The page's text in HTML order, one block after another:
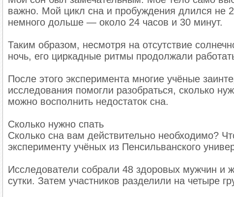
важно. Мой цикл сна и пробуждения длился не
немного дольше — около 24 часов и 30 минут.
Таким образом, несмотря на отсутствие
ночь, его циркадные ритмы продолжали
После этого эксперимента многие учёные
исследования помогли разобраться, сколько
можно восполнить недостаток сна.
Сколько нужно спать
Сколько сна вам действительно необходимо?
эксперименту учёных из Пенсильванского
Исследователи собрали 48 здоровых мужчин и
сутки. Затем участников разделили на четыре